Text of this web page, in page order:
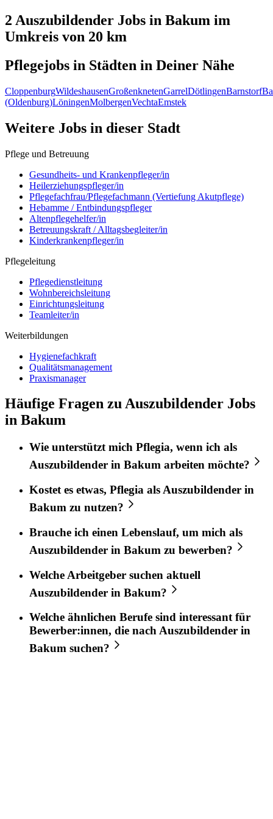
2 Auszubildender Jobs in Bakum im
Umkreis von 20 km
Pflegejobs in Städten in Deiner Nähe
CloppenburgWildeshausenGroßenknetenGarrelDötlingenBarnstorf
(Oldenburg)LöningenMolbergenVechtaEmstek
Weitere Jobs in dieser Stadt
Pflege und Betreuung
Gesundheits- und Krankenpfleger/in
Heilerziehungspfleger/in
Pflegefachfrau/Pflegefachmann (Vertiefung Akutpflege)
Hebamme / Entbindungspfleger
Altenpflegehelfer/in
Betreuungskraft / Alltagsbegleiter/in
Kinderkrankenpfleger/in
Pflegeleitung
Pflegedienstleitung
Wohnbereichsleitung
Einrichtungsleitung
Teamleiter/in
Weiterbildungen
Hygienefachkraft
Qualitätsmanagement
Praxismanager
Häufige Fragen zu Auszubildender Jobs
in Bakum
Wie unterstützt mich Pflegia, wenn ich als
Auszubildender in Bakum arbeiten möchte?
Kostet es etwas, Pflegia als Auszubildender in
Bakum zu nutzen?
Brauche ich einen Lebenslauf, um mich als
Auszubildender in Bakum zu bewerben?
Welche Arbeitgeber suchen aktuell
Auszubildender in Bakum?
Welche ähnlichen Berufe sind interessant für
Bewerber:innen, die nachAuszubildender in
Bakum suchen?